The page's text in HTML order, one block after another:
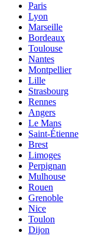
Paris
Lyon
Marseille
Bordeaux
Toulouse
Nantes
Montpellier
Lille
Strasbourg
Rennes
Angers
Le Mans
Saint-Étienne
Brest
Limoges
Perpignan
Mulhouse
Rouen
Grenoble
Nice
Toulon
Dijon